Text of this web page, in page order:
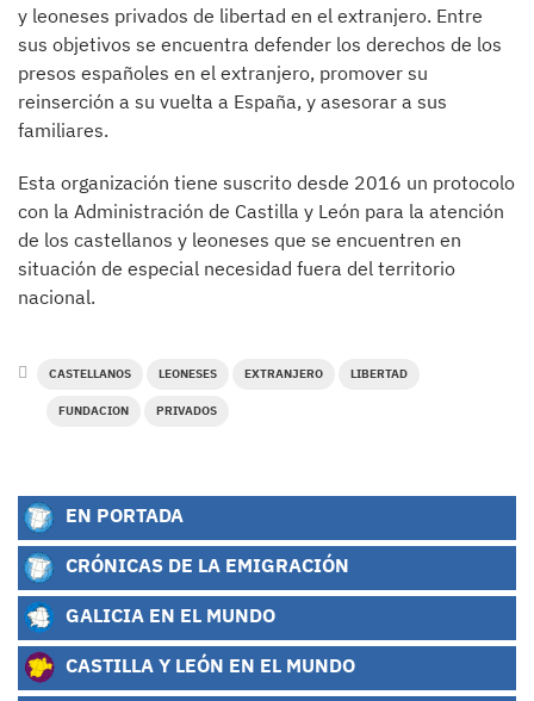
y leoneses privados de libertad en el extranjero. Entre
sus objetivos se encuentra defender los derechos de los
presos españoles en el extranjero, promover su
reinserción a su vuelta a España, y asesorar a sus
familiares.
Esta organización tiene suscrito desde 2016 un protocolo
con la Administración de Castilla y León para la atención
de los castellanos y leoneses que se encuentren en
situación de especial necesidad fuera del territorio
nacional.
CASTELLANOS LEONESES EXTRANJERO LIBERTAD
FUNDACION PRIVADOS
EN PORTADA
CRÓNICAS DE LA EMIGRACIÓN
GALICIA EN EL MUNDO
CASTILLA Y LEÓN EN EL MUNDO